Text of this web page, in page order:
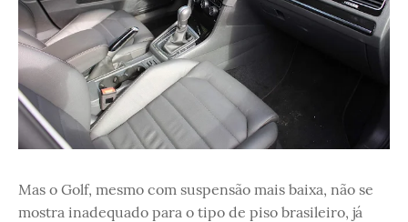
Mas o Golf, mesmo com suspensão mais baixa, não se
mostra inadequado para o tipo de piso brasileiro, já